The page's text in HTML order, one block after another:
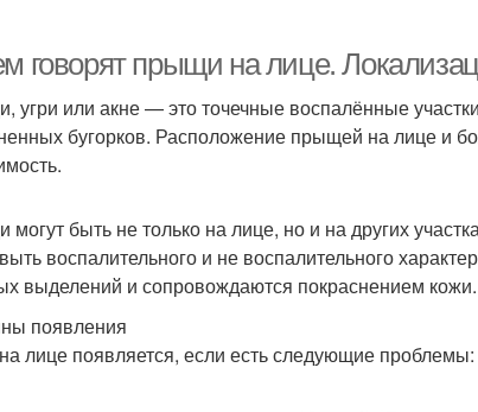
говорят прыщи на лице.
угри или акне — это точечные воспалённые
бугорков. Расположение прыщей на лице и
быть не только на лице, но и на других
воспалительного и не воспалительного
выделений и сопровождаются покраснением кожи.
появления
лице появляется, если есть следующие проблемы: